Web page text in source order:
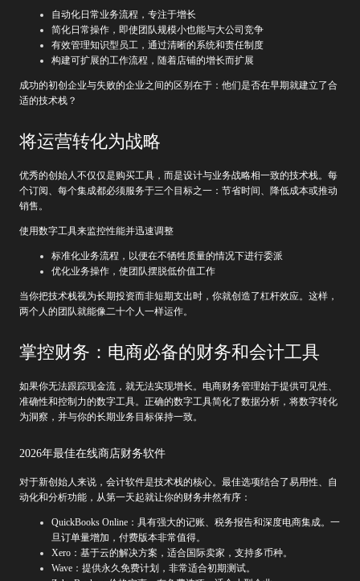
自动化日常业务流程，专注于增长
简化日常操作，即使团队规模小也能与大公司竞争
有效管理知识型员工，通过清晰的系统和责任制度
构建可扩展的工作流程，随着店铺的增长而扩展
成功的初创企业与失败的企业之间的区别在于：他们是否在早期就建立了合
适的技术栈？
将运营转化为战略
优秀的创始人不仅仅是购买工具，而是设计与业务战略相一致的技术栈。每
个订阅、每个集成都必须服务于三个目标之一：节省时间、降低成本或推动
销售。
使用数字工具来监控性能并迅速调整
标准化业务流程，以便在不牺牲质量的情况下进行委派
优化业务操作，使团队摆脱低价值工作
当你把技术栈视为长期投资而非短期支出时，你就创造了杠杆效应。这样，
两个人的团队就能像二十个人一样运作。
掌控财务：电商必备的财务和会计工具
如果你无法跟踪现金流，就无法实现增长。电商财务管理始于提供可见性、
准确性和控制力的数字工具。正确的数字工具简化了数据分析，将数字转化
为洞察，并与你的长期业务目标保持一致。
2026年最佳在线商店财务软件
对于新创始人来说，会计软件是技术栈的核心。最佳选项结合了易用性、自
动化和分析功能，从第一天起就让你的财务井然有序：
QuickBooks Online：具有强大的记账、税务报告和深度电商集成。一
旦订单量增加，付费版本非常值得。
Xero：基于云的解决方案，适合国际卖家，支持多币种。
Wave：提供永久免费计划，非常适合初期测试。